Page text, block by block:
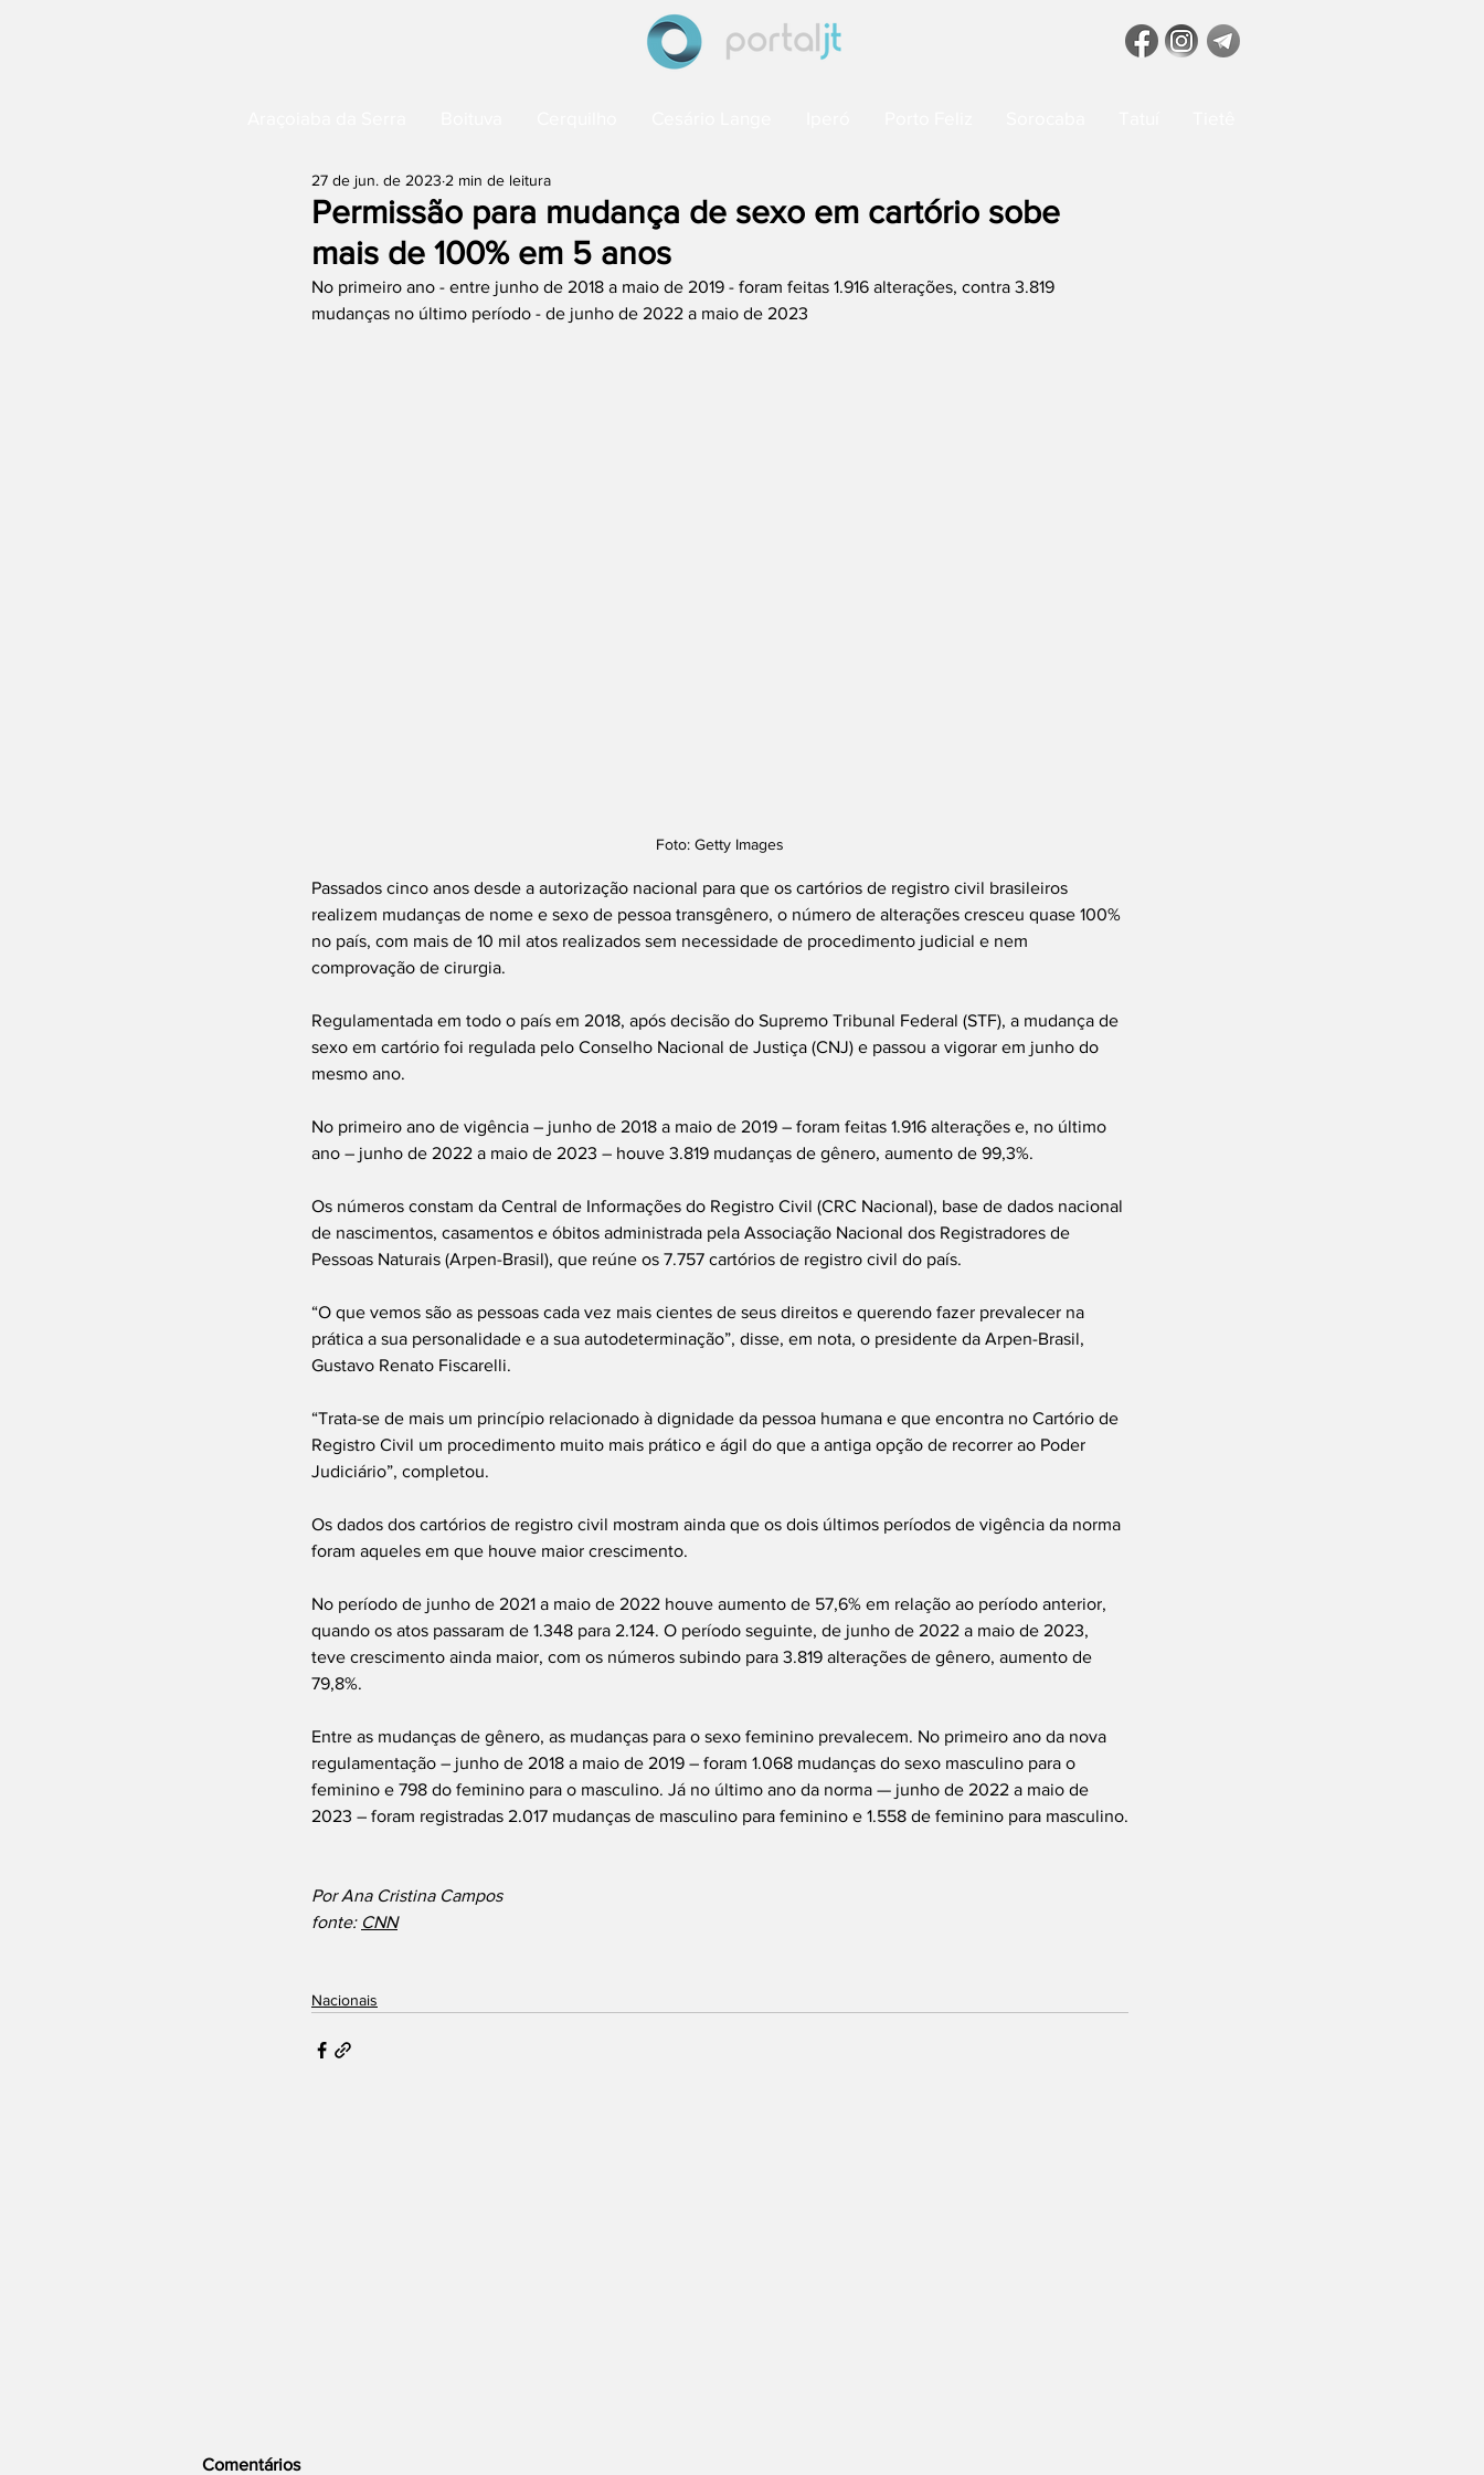
Permissão para mudança de sexo em cartório sobe
mais de 100% em 5 anos
27 de jun. de 2023 2 min de leitura
No primeiro ano - entre junho de 2018 a maio de 2019 - foram feitas 1.916 alterações, contra 3.819
mudanças no último período - de junho de 2022 a maio de 2023
Foto: Getty Images
Passados cinco anos desde a autorização nacional para que os cartórios de registro civil brasileiros
realizem mudanças de nome e sexo de pessoa transgênero, o número de alterações cresceu quase 100%
no país, com mais de 10 mil atos realizados sem necessidade de procedimento judicial e nem
comprovação de cirurgia.
Regulamentada em todo o país em 2018, após decisão do Supremo Tribunal Federal (STF), a mudança de
sexo em cartório foi regulada pelo Conselho Nacional de Justiça (CNJ) e passou a vigorar em junho do
mesmo ano.
No primeiro ano de vigência – junho de 2018 a maio de 2019 – foram feitas 1.916 alterações e, no último
ano – junho de 2022 a maio de 2023 – houve 3.819 mudanças de gênero, aumento de 99,3%.
Os números constam da Central de Informações do Registro Civil (CRC Nacional), base de dados nacional
de nascimentos, casamentos e óbitos administrada pela Associação Nacional dos Registradores de
Pessoas Naturais (Arpen-Brasil), que reúne os 7.757 cartórios de registro civil do país.
“O que vemos são as pessoas cada vez mais cientes de seus direitos e querendo fazer prevalecer na
prática a sua personalidade e a sua autodeterminação”, disse, em nota, o presidente da Arpen-Brasil,
Gustavo Renato Fiscarelli.
“Trata-se de mais um princípio relacionado à dignidade da pessoa humana e que encontra no Cartório de
Registro Civil um procedimento muito mais prático e ágil do que a antiga opção de recorrer ao Poder
Judiciário”, completou.
Os dados dos cartórios de registro civil mostram ainda que os dois últimos períodos de vigência da norma
foram aqueles em que houve maior crescimento.
No período de junho de 2021 a maio de 2022 houve aumento de 57,6% em relação ao período anterior,
quando os atos passaram de 1.348 para 2.124. O período seguinte, de junho de 2022 a maio de 2023,
teve crescimento ainda maior, com os números subindo para 3.819 alterações de gênero, aumento de
79,8%.
Entre as mudanças de gênero, as mudanças para o sexo feminino prevalecem. No primeiro ano da nova
regulamentação – junho de 2018 a maio de 2019 – foram 1.068 mudanças do sexo masculino para o
feminino e 798 do feminino para o masculino. Já no último ano da norma — junho de 2022 a maio de
2023 – foram registradas 2.017 mudanças de masculino para feminino e 1.558 de feminino para masculino.
Por Ana Cristina Campos
fonte: CNN
Nacionais
Comentários